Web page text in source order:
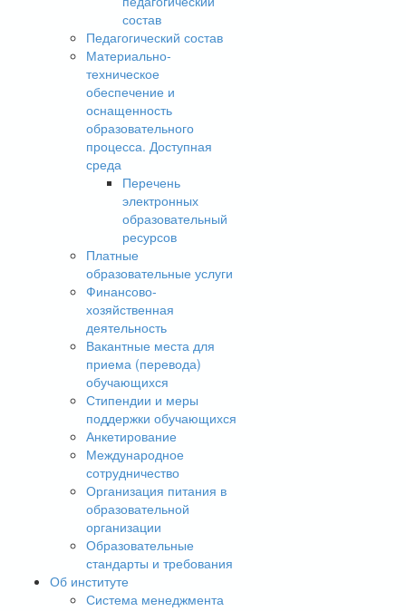
состав
Педагогический состав
Материально-
техническое
обеспечение и
оснащенность
образовательного
процесса. Доступная
среда
Перечень
электронных
образовательный
ресурсов
Платные
образовательные услуги
Финансово-
хозяйственная
деятельность
Вакантные места для
приема (перевода)
обучающихся
Стипендии и меры
поддержки обучающихся
Анкетирование
Международное
сотрудничество
Организация питания в
образовательной
организации
Образовательные
стандарты и требования
Об институте
Система менеджмента